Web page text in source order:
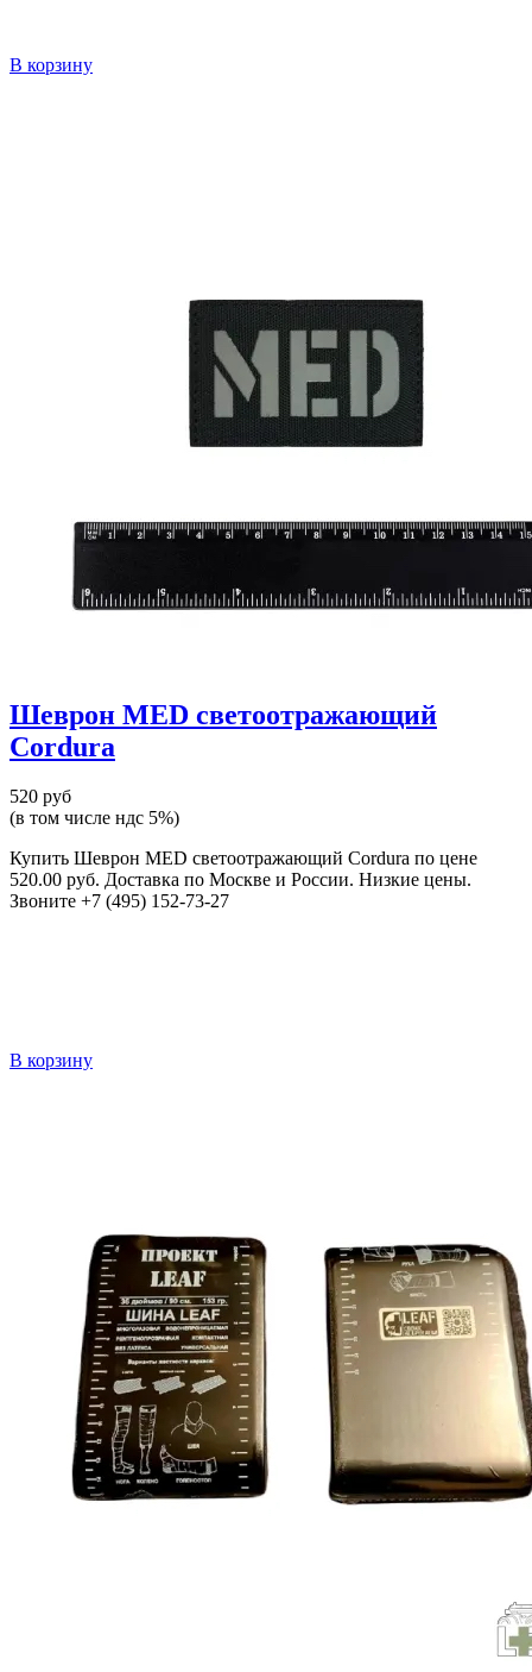
В корзину
Шеврон MED светоотражающий
Cordura
520 руб
(в том числе ндс 5%)
Купить Шеврон MED светоотражающий Cordura по цене
520.00 руб. Доставка по Москве и России. Низкие цены.
Звоните +7 (495) 152-73-27
В корзину